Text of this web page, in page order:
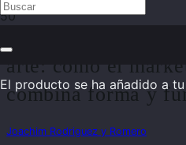
El producto se ha añadido a
arte: cómo el
combina forma y
Joachim Rodriguez y Romero